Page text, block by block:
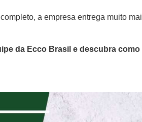
a empresa entrega muito
da Ecco Brasil e descubra